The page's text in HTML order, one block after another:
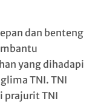
dan benteng
yang dihadapi
TNI. TNI
prajurit TNI